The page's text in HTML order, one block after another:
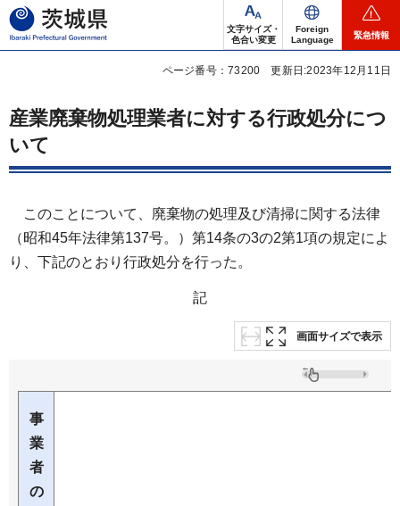
茨城県
文字サイズ・
色合い変更
Foreign
Language
緊急情報
ページ番号：73200 更新日:2023年12月11日
産業廃棄物処理業者に対する行政処分につ
いて
このことについて、廃棄物の処理及び清掃に関する法律
（昭和45年法律第137号。）第14条の3の2第1項の規定によ
り、下記のとおり行政処分を行った。
記
画面サイズで表示
事
業
者
の